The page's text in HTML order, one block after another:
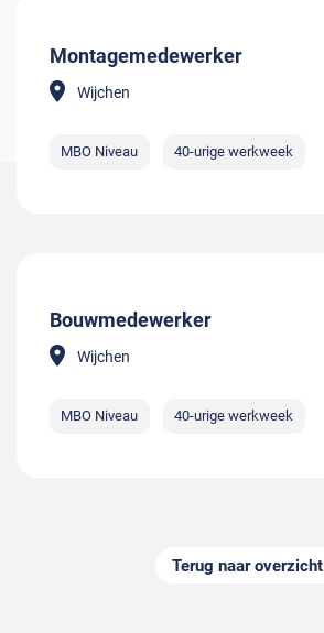
Montagemedewerker
Wijchen
MBO Niveau 40-urige werkweek
Bouwmedewerker
Wijchen
MBO Niveau 40-urige werkweek
Terug naar overzicht